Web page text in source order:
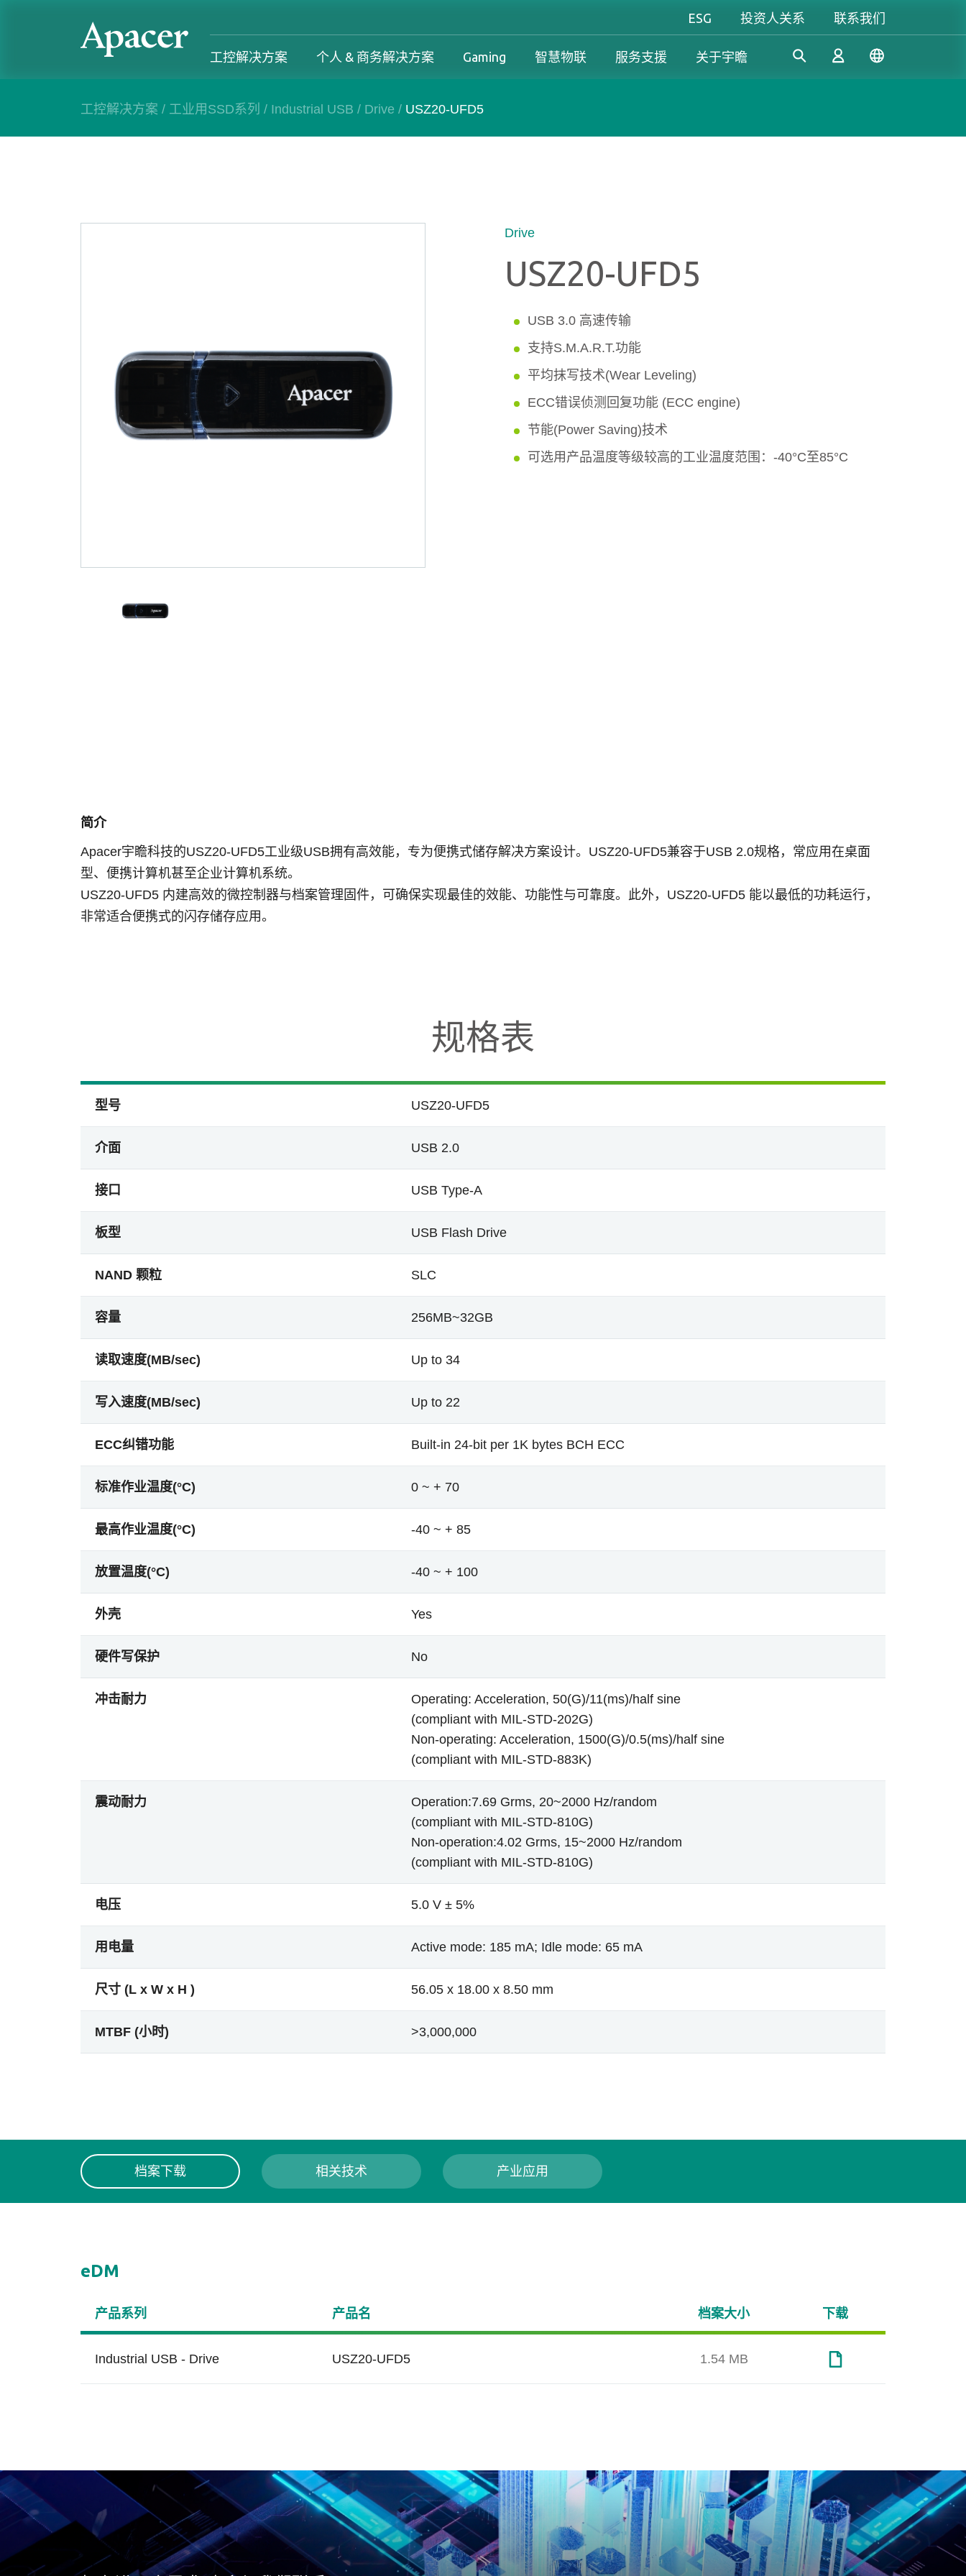
ESG 投资人关系 联系我们
工控解决方案
工控解决方案
内存系列
部落格
工控解决方案总览
了解更多
个人 & 商务解决方案
个人 & 商务解决方案
商务解决方案产品
个人 & 商务解决方案总览
Gaming
Gaming Gaming 总览
了解更多
智慧物联 服务支援
服务支援
Gaming 产品变更和停产政策
关于宇瞻
工控解决方案 / 工业用SSD系列 / Industrial USB / Drive / USZ20-UFD5
Drive
USZ20-UFD5
USB 3.0 高速传输
支持S.M.A.R.T.功能
平均抹写技术(Wear Leveling)
ECC错误侦测回复功能 (ECC engine)
节能(Power Saving)技术
可选用产品温度等级较高的工业温度范围：-40°C至85°C
简介
Apacer宇瞻科技的USZ20-UFD5工业级USB拥有高效能，专为便携式储存解决方案设计。USZ20-UFD5兼容于USB 2.0规格，常应用在桌面
型、便携计算机甚至企业计算机系统。
USZ20-UFD5 内建高效的微控制器与档案管理固件，可确保实现最佳的效能、功能性与可靠度。此外，USZ20-UFD5 能以最低的功耗运行，
非常适合便携式的闪存储存应用。
规格表
型号 USZ20-UFD5
介面 USB 2.0
接口 USB Type-A
板型 USB Flash Drive
NAND 颗粒 SLC
容量 256MB~32GB
读取速度(MB/sec) Up to 34
写入速度(MB/sec) Up to 22
ECC纠错功能 Built-in 24-bit per 1K bytes BCH ECC
标准作业温度(°C) 0 ~ + 70
最高作业温度(°C) -40 ~ + 85
放置温度(°C) -40 ~ + 100
外壳 Yes
硬件写保护 No
冲击耐力
Operating: Acceleration, 50(G)/11(ms)/half sine
(compliant with MIL-STD-202G)
Non-operating: Acceleration, 1500(G)/0.5(ms)/half sine
(compliant with MIL-STD-883K)
震动耐力
Operation:7.69 Grms, 20~2000 Hz/random
(compliant with MIL-STD-810G)
Non-operation:4.02 Grms, 15~2000 Hz/random
(compliant with MIL-STD-810G)
电压 5.0 V ± 5%
用电量 Active mode: 185 mA; Idle mode: 65 mA
尺寸 (L x W x H ) 56.05 x 18.00 x 8.50 mm
MTBF (小时) >3,000,000
档案下载 相关技术 产业应用
eDM
产品系列 产品名 档案大小 下载
Industrial USB - Drive USZ20-UFD5 1.54 MB
指令，让用户可获取硬盘状态
信息和预测潜在的硬盘故障。
S.M.A.R.T. 通过监测和显示关
键硬盘信息来为用户提供计划
外停机警告
温度冲击试验技术(Thermal
Cycling)，可有效防止设备在
户外温度波动过大时，造成的
潜在性损害系统设备及零组件
的损失。宇瞻内部备有此测试
规范与设备，执行温度急速变
宇瞻的产品采用宽温支持设计
以确保-40°C到85°C的极端温
度下的工作可靠性
坚实防护、无可匹敌 资安防护 滴水不露 安全稳固、精密可靠 扩展边界、超越极限